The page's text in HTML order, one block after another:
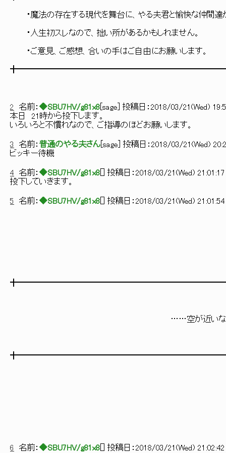
・魔法の存在する現代を舞台に、やる夫君と愉快な仲間達が
・人生初スレなので、拙い所があるかもしれません。
・ご意見、ご感想、合いの手はご自由にお願いします。
2 名前： ◆SBU7HV/g81x8 sage ] 投稿日： 2018/03/21(Wed)
本日 21時から投下します。
いろいろと不慣れなので、ご指導のほどお願いします。
3 名前： 普通のやる夫さん sage ] 投稿日： 2018/03/21(Wed)
ビッキー待機
4 名前： ◆SBU7HV/g81x8 ] 投稿日： 2018/03/21(Wed)
投下していきます。
5 名前： ◆SBU7HV/g81x8 ] 投稿日： 2018/03/21(Wed)
……空が近いな
6 名前： ◆SBU7HV/g81x8 ] 投稿日： 2018/03/21(Wed)